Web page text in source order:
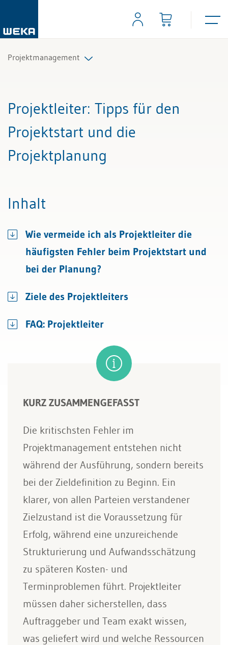
Projektmanagement
Alle Fachexperten
Projektleiter: Tipps für den
Projektstart und die
Projektplanung
Inhalt
Wie vermeide ich als Projektleiter die
häufigsten Fehler beim Projektstart und
bei der Planung?
Ziele des Projektleiters
FAQ: Projektleiter
KURZ ZUSAMMENGEFASST
Die kritischsten Fehler im
Projektmanagement entstehen nicht
während der Ausführung, sondern bereits
bei der Zieldefinition zu Beginn. Ein
klarer, von allen Parteien verstandener
Zielzustand ist die Voraussetzung für
Erfolg, während eine unzureichende
Strukturierung und Aufwandsschätzung
zu späteren Kosten- und
Terminproblemen führt. Projektleiter
müssen daher sicherstellen, dass
Auftraggeber und Team exakt wissen,
was geliefert wird und welche Ressourcen